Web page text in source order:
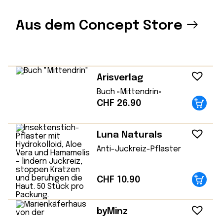
Aus dem Concept Store
Arisverlag
Buch «Mittendrin»
CHF 26.90
Luna Naturals
Anti-Juckreiz-Pflaster
CHF 10.90
byMinz